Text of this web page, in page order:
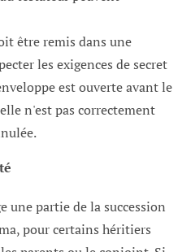
être remis dans une
les exigences de secret
est ouverte avant le
n'est pas correctement
une partie de la succession
pour certains héritiers